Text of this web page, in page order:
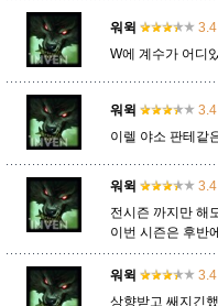
워윅
3.4
W에 계수가 어디
워윅
3.4
이렐 야소 판테같
워윅
3.4
전시즌 까지만 해
이번 시즌은 후반
워윅
3.4
상향받고 쌔지긴